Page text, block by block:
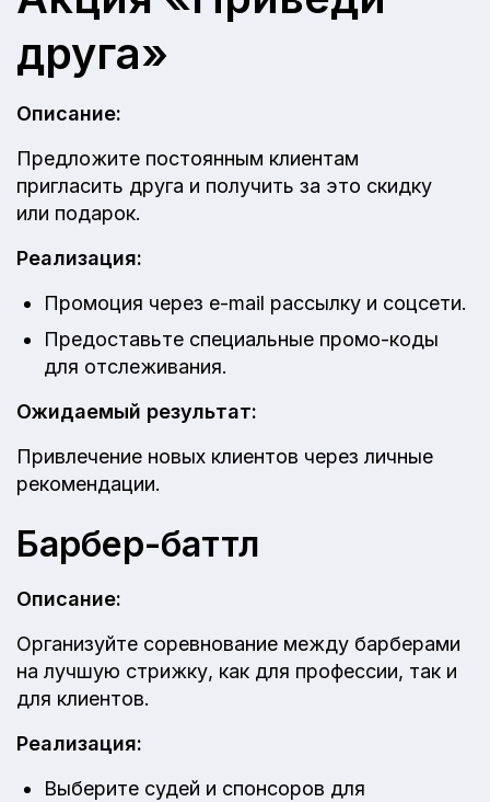
друга»
Описание:
Предложите постоянным клиентам
пригласить друга и получить за это скидку
или подарок.
Реализация:
Промоция через e-mail рассылку и соцсети.
Предоставьте специальные промо-коды
для отслеживания.
Ожидаемый результат:
Привлечение новых клиентов через личные
рекомендации.
Барбер-баттл
Описание:
Организуйте соревнование между барберами
на лучшую стрижку, как для профессии, так и
для клиентов.
Реализация:
Выберите судей и спонсоров для